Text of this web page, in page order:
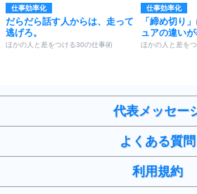
仕事効率化
だらだら話す人からは、走って
逃げろ。
ほかの人と差をつける30の仕事術
仕事効率化
「締め切り
ュアの違いが
ほかの人と差を
代表メッセー
よくある質問
利用規約